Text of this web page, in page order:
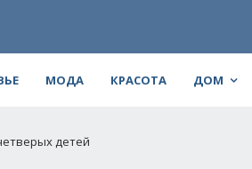
МОДА КРАСОТА ДОМ
детей